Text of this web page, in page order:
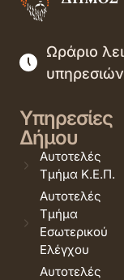
Ωράριο
υπηρεσιών
Υπηρεσίες
Δήμου
Αυτοτελές
Τμήμα Κ.Ε.Π.
Αυτοτελές
Τμήμα
Εσωτερικού
Ελέγχου
Αυτοτελές